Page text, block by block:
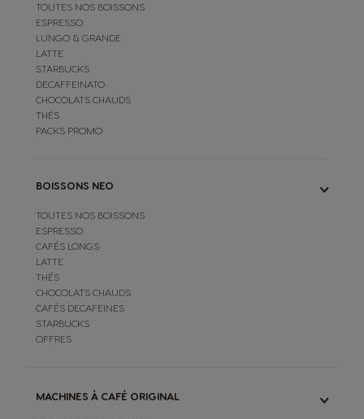
TOUTES NOS BOISSONS
ESPRESSO
LUNGO & GRANDE
LATTE
STARBUCKS
DECAFFEINATO
CHOCOLATS CHAUDS
THÉS
PACKS PROMO
BOISSONS NEO
TOUTES NOS BOISSONS
ESPRESSO
CAFÉS LONGS
LATTE
THÉS
CHOCOLATS CHAUDS
CAFÉS DECAFEINES
STARBUCKS
OFFRES
MACHINES À CAFÉ ORIGINAL